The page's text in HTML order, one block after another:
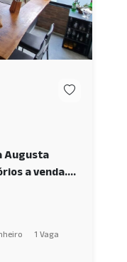
Augusta
a venda.
1 Vaga